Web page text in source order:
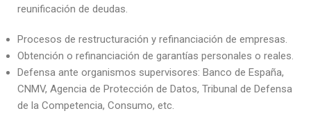
reunificación de deudas.
Procesos de restructuración y refinanciación de empresas.
Obtención o refinanciación de garantías personales o reales.
Defensa ante organismos supervisores: Banco de España,
CNMV, Agencia de Protección de Datos, Tribunal de Defensa
de la Competencia, Consumo, etc.